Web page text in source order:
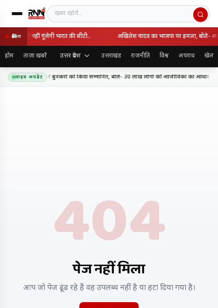
खबर खोजें
ब्रेकिंग
विश्व कप में नहीं गूंजेगी भारत की सीटी.. अखिलेश यादव का भाजपा पर हमला, बोले-
होम ताज़ा खबरें उत्तर प्रदेश उत्तराखंड राजनीति विश्व अपराध खेल
लाइव अपडेट
दिवस पर सीएम योगी ने बुनकरों को किया सम्मानित, बोले- 30 लाख लोगों की आजीविका का आधार
404
पेज नहीं मिला
आप जो पेज ढूंढ रहे हैं वह उपलब्ध नहीं है या हटा दिया गया है।